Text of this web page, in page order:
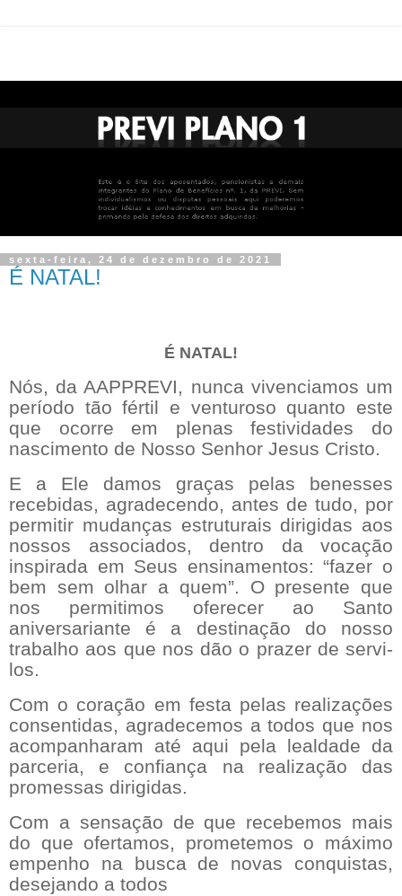
sexta-feira, 24 de dezembro de 2021
É NATAL!
É NATAL!
Nós, da AAPPREVI, nunca vivenciamos um
período tão fértil e venturoso quanto este
que ocorre em plenas festividades do
nascimento de Nosso Senhor Jesus Cristo.
E a Ele damos graças pelas benesses
recebidas, agradecendo, antes de tudo, por
permitir mudanças estruturais dirigidas aos
nossos associados, dentro da vocação
inspirada em Seus ensinamentos: “fazer o
bem sem olhar a quem”. O presente que
nos permitimos oferecer ao Santo
aniversariante é a destinação do nosso
trabalho aos que nos dão o prazer de servi-
los.
Com o coração em festa pelas realizações
consentidas, agradecemos a todos que nos
acompanharam até aqui pela lealdade da
parceria, e confiança na realização das
promessas dirigidas.
Com a sensação de que recebemos mais
do que ofertamos, prometemos o máximo
empenho na busca de novas conquistas,
desejando a todos